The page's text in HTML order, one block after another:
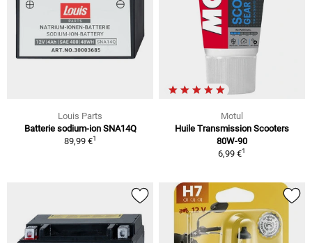
Louis Parts
Batterie sodium-ion SNA14Q
89,99 €1
Motul
Huile Transmission Scooters
80W-90
6,99 €1